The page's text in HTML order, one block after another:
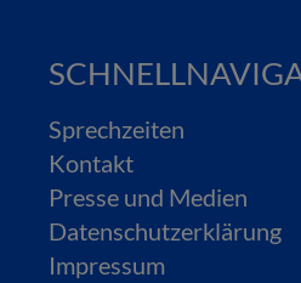
Sprechzeiten
Kontakt
Presse und Medien
Datenschutzerklärung
Impressum